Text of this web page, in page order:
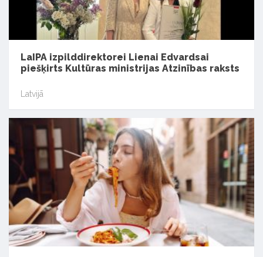
LaIPA izpilddirektorei Lienai Edvardsai
piešķirts Kultūras ministrijas Atzinības raksts
Latvijā